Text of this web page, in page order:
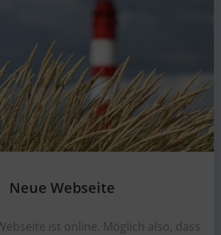
Neue Webseite
ist online. Möglich also, dass